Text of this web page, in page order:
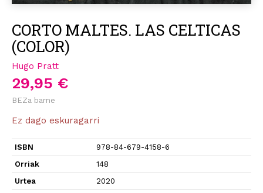
CORTO MALTES. LAS CELTICAS
(COLOR)
Hugo Pratt
29,95 €
BEZa barne
Ez dago eskuragarri
ISBN
978-84-679-4158-6
Orriak
148
Urtea
2020